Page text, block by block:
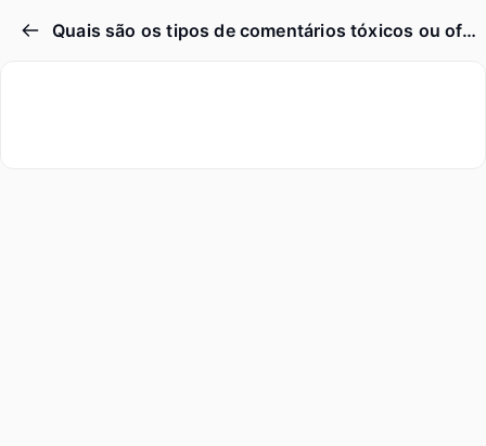
Quais são os tipos de comentários tóxicos ou ofensivos?